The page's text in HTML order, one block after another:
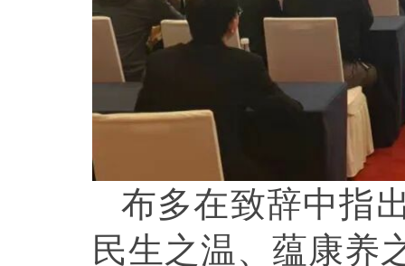
布多在致辞中指
民生之温、蕴康养